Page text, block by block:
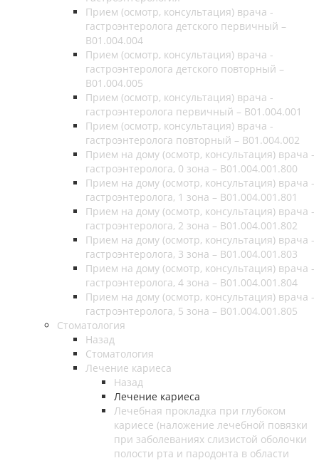
Прием (осмотр, консультация) врача -
гастроэнтеролога детского первичный –
B01.004.004
Прием (осмотр, консультация) врача -
гастроэнтеролога детского повторный –
B01.004.005
Прием (осмотр, консультация) врача -
гастроэнтеролога первичный – B01.004.001
Прием (осмотр, консультация) врача -
гастроэнтеролога повторный – B01.004.002
Прием на дому (осмотр, консультация) врача -
гастроэнтеролога, 0 зона – B01.004.001.800
Прием на дому (осмотр, консультация) врача -
гастроэнтеролога, 1 зона – B01.004.001.801
Прием на дому (осмотр, консультация) врача -
гастроэнтеролога, 2 зона – B01.004.001.802
Прием на дому (осмотр, консультация) врача -
гастроэнтеролога, 3 зона – B01.004.001.803
Прием на дому (осмотр, консультация) врача -
гастроэнтеролога, 4 зона – B01.004.001.804
Прием на дому (осмотр, консультация) врача -
гастроэнтеролога, 5 зона – B01.004.001.805
Стоматология
Назад
Стоматология
Лечение кариеса
Назад
Лечение кариеса
Лечебная прокладка при глубоком
кариесе (наложение лечебной повязки
при заболеваниях слизистой оболочки
полости рта и пародонта в области